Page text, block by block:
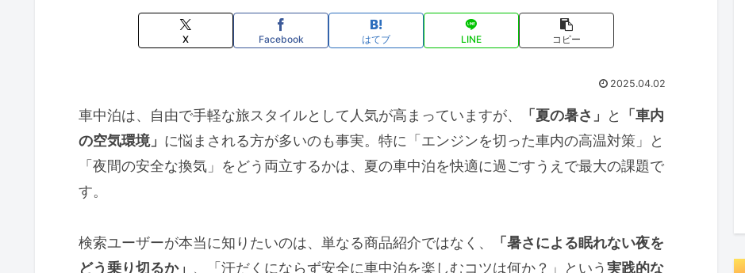
X Facebook はてブ LINE コピー
2025.04.02
車中泊は、自由で手軽な旅スタイルとして人気が高まっていますが、 「夏の暑さ」 と
「車内
の空気環境」 に悩まされる方が多いのも事実。特に「エンジンを切った車内の高温対策」と
「夜間の安全な換気」をどう両立するかは、夏の車中泊を快適に過ごすうえで最大の課題で
す。
検索ユーザーが本当に知りたいのは、単なる商品紹介ではなく、
「暑さによる眠れない夜を
どう乗り切るか」 、「汗だくにならず安全に車中泊を楽しむコツは何か？」という実践的な